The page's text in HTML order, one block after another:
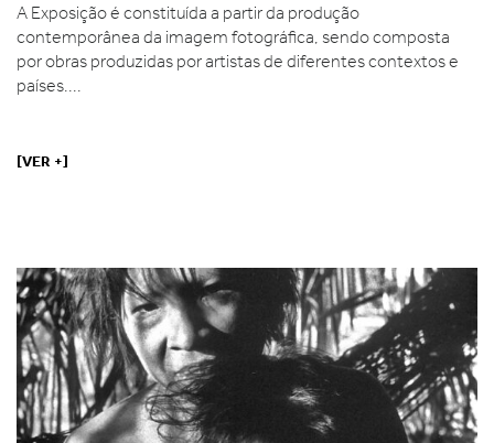
A Exposição é constituída a partir da produção
contemporânea da imagem fotográfica, sendo composta
por obras produzidas por artistas de diferentes contextos e
países....
[VER +]